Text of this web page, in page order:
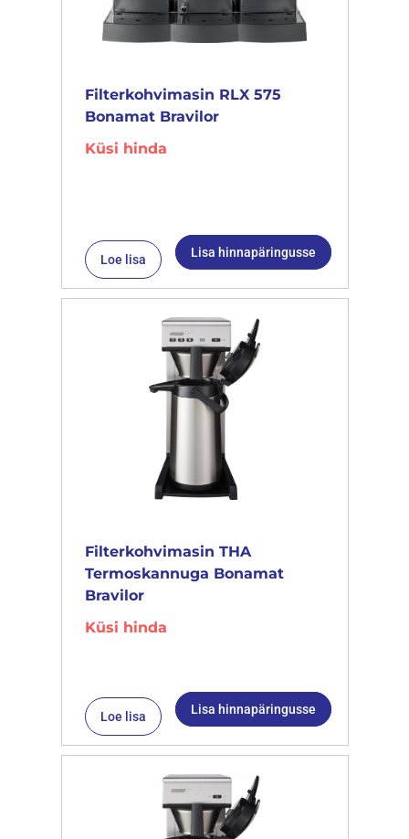
Filterkohvimasin RLX 575
Bonamat Bravilor
Küsi hinda
Loe lisa Lisa hinnapäringusse
Filterkohvimasin THA
Termoskannuga Bonamat
Bravilor
Küsi hinda
Loe lisa Lisa hinnapäringusse